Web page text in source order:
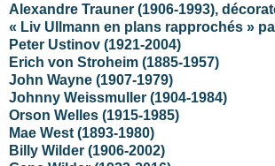
Alexandre Trauner (1906-1993),
« Liv Ullmann en plans rapprochés »
Peter Ustinov (1921-2004)
Erich von Stroheim (1885-1957)
John Wayne (1907-1979)
Johnny Weissmuller (1904-1984)
Orson Welles (1915-1985)
Mae West (1893-1980)
Billy Wilder (1906-2002)